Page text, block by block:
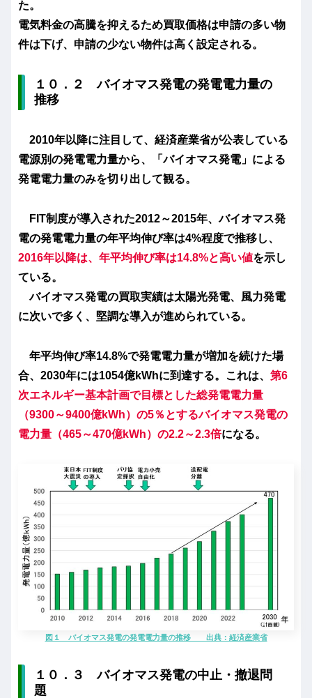
た。
電気料金の高騰を抑えるため買取価格は申請の多い物
件は下げ、申請の少ない物件は高く設定される。
１０．２ バイオマス発電の発電電力量の
推移
2010年以降に注目して、経済産業省が公表している
電源別の発電電力量から、「バイオマス発電」による
発電電力量のみを切り出して観る。
FIT制度が導入された2012～2015年、バイオマス発
電の発電電力量の年平均伸び率は4%程度で推移し、
2016年以降は、年平均伸び率は14.8%と高い値を示し
ている。
バイオマス発電の買取実績は太陽光発電、風力発電
に次いで多く、堅調な導入が進められている。
年平均伸び率14.8%で発電電力量が増加を続けた場
合、2030年には1054億kWhに到達する。これは、 第6
次エネルギー基本計画で目標とした総発電電力量
（9300～9400億kWh）の5％とするバイオマス発電の
電力量（465～470億kWh）の2.2～2.3倍になる。
図１ バイオマス発電の発電電力量の推移 出典：経済産業省
１０．３ バイオマス発電の中止・撤退問
題